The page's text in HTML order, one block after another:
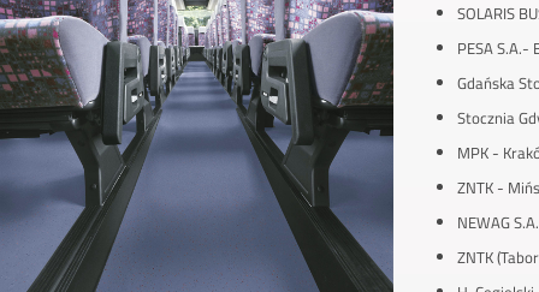
SOLARIS
PESA
Gdańska
Stocznia
MPK -
ZNTK -
NEWAG
ZNTK